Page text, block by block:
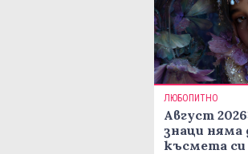
ЛЮБОПИТНО
Август
знаци няма
късмета си